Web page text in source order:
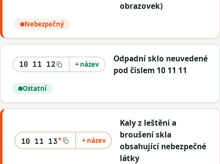
obrazovek)
Nebezpečný
10 11 12 + název
Odpadní sklo neuvedené
pod číslem 10 11 11
Ostatní
10 11 13* + název
Kaly z leštění a
broušení skla
obsahující nebezpečné
látky